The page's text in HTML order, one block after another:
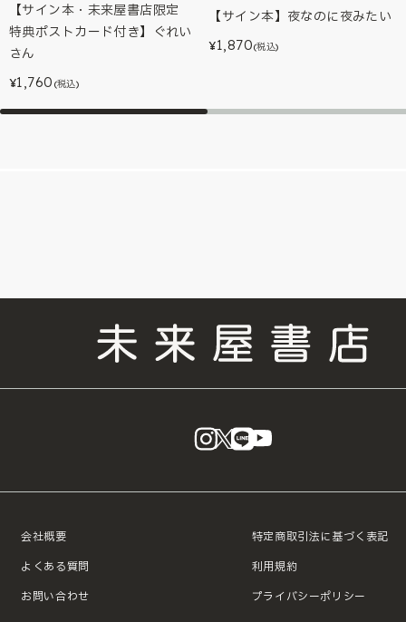
【サイン本・未来屋書店限定
特典ポストカード付き】ぐれい
さん
¥1,760 (税込)
【サイン本】夜なのに夜みたい
¥1,870(税込)
instagram
X LINE
会社概要
よくある質問
お問い合わせ
特定商取引法に基づく表記
利用規約
プライバシーポリシー